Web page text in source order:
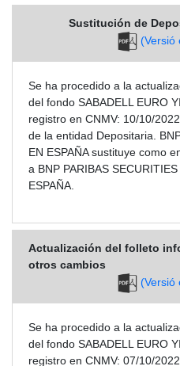
Sustitución de
(Versió
Se ha procedido a la
del fondo SABADELL EURO
registro en CNMV: 10/10/
de la entidad Depositaria.
EN ESPAÑA sustituye como
a BNP PARIBAS
ESPAÑA.
Actualización del folleto
otros cambios
(Versió
Se ha procedido a la
del fondo SABADELL EURO
registro en CNMV: 07/10/2022.